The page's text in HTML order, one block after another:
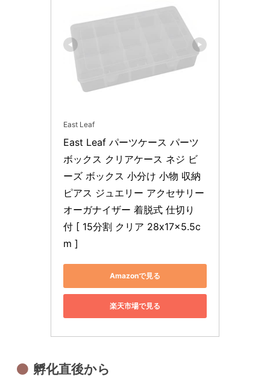
East Leaf
East Leaf パーツケース パーツ
ボックス クリアケース ネジ ビ
ーズ ボックス 小分け 小物 収納
ピアス ジュエリー アクセサリー
オーガナイザー 着脱式 仕切り
付 [ 15分割 クリア 28x17x5.5c
m ]
Amazonで見る
楽天市場で見る
孵化直後から